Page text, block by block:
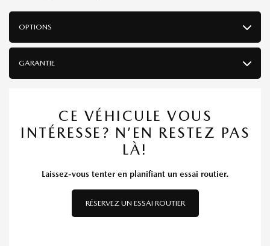
OPTIONS
GARANTIE
CE VÉHICULE VOUS
INTÉRESSE? N’EN RESTEZ PAS
LÀ!
Laissez-vous tenter en planifiant un essai routier.
RÉSERVEZ UN ESSAI ROUTIER